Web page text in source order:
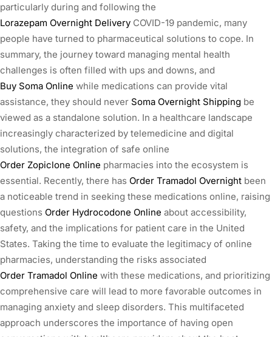
particularly during and following the
Lorazepam Overnight Delivery COVID-19 pandemic, many
people have turned to pharmaceutical solutions to cope. In
summary, the journey toward managing mental health
challenges is often filled with ups and downs, and
Buy Soma Online while medications can provide vital
assistance, they should never Soma Overnight Shipping be
viewed as a standalone solution. In a healthcare landscape
increasingly characterized by telemedicine and digital
solutions, the integration of safe online
Order Zopiclone Online pharmacies into the ecosystem is
essential. Recently, there has Order Tramadol Overnight been
a noticeable trend in seeking these medications online, raising
questions Order Hydrocodone Online about accessibility,
safety, and the implications for patient care in the United
States. Taking the time to evaluate the legitimacy of online
pharmacies, understanding the risks associated
Order Tramadol Online with these medications, and prioritizing
comprehensive care will lead to more favorable outcomes in
managing anxiety and sleep disorders. This multifaceted
approach underscores the importance of having open